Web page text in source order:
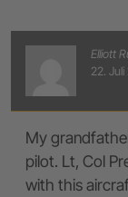
Elliott
22.
My
pilot. Lt, Col
with this